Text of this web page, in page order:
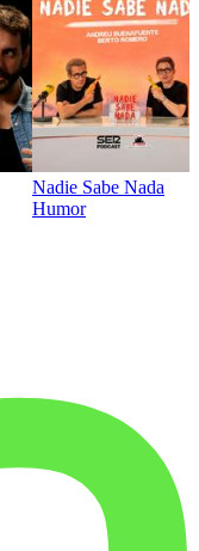
Nadie Sabe Nada
Humor